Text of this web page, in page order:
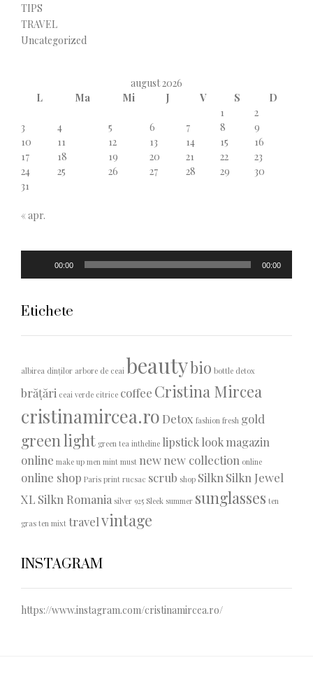
TIPS
TRAVEL
Uncategorized
august 2026
L
Ma Mi J V S
D
1
2
3
4 5 6 7 8
9
10
11 12 13 14 15
16
17
18 19 20 21 22
23
24
25 26 27 28 29
30
31
« apr.
00:00 00:00
Etichete
albirea dinților arbore de ceai beautybio bottle detox
brățări ceai verde citrice coffee Cristina Mircea
cristinamircea.ro Detox fashion fresh gold
green light green tea intheline lipsticklookmagazin
online make up men mint must newnew collection online
online shop Paris print rucsac scrub shop Silkn Silkn Jewel
XL Silkn Romania silver 925 Sleek summer sunglasses ten
gras ten mixt travelvintage
INSTAGRAM
https://www.instagram.com/cristinamircea.ro/